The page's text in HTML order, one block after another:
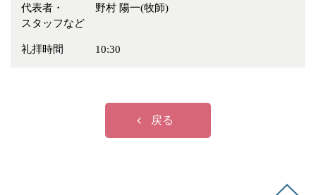
冠婚葬祭
代表者・
スタッフなど
野村 陽一(牧師)
礼拝時間 10:30
戻る